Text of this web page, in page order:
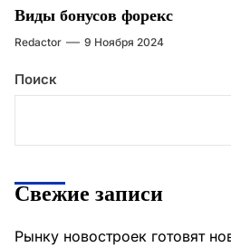
Виды бонусов форекс
Redactor 9 Ноября 2024
Поиск
Свежие записи
Рынку новостроек готовят